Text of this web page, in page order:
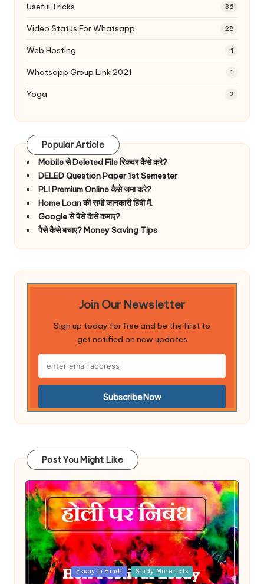
Useful Tricks 36
Video Status For Whatsapp 28
Web Hosting 4
Whatsapp Group Link 2021 1
Yoga 2
Popular Article
Mobile से Deleted File रिकवर कैसे करे?
DELED Question Paper 1st Semester
PLI Premium Online कैसे जमा करे?
Home Loan की सभी जानकारी हिंदी में.
Google से पैसे कैसे कमाए?
पैसे कैसे बचाए? Money Saving Tips
Join Our Newsletter
Sign up today for free and be the first to
get notified on new updates
Post You Might Like
Posted
Essay In Hindi Study Materials